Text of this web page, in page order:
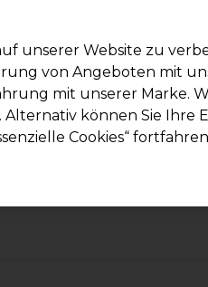
Suchen
Saloneinrichtung Kosmetik
unserer Website zu
von Angeboten mit
mit unserer Marke.
können Sie Ihre
Cookies“